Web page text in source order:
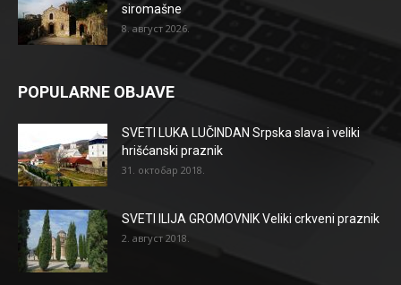
siromašne
8. август 2026.
POPULARNE OBJAVE
SVETI LUKA LUČINDAN Srpska slava i veliki
hrišćanski praznik
31. октобар 2018.
SVETI ILIJA GROMOVNIK Veliki crkveni praznik
2. август 2018.